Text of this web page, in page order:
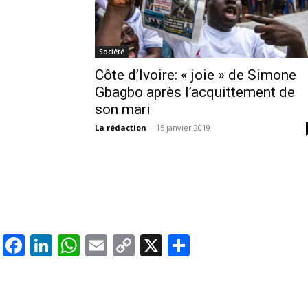
Société
Côte d’Ivoire: « joie » de Simone
Gbagbo après l’acquittement de
son mari
La rédaction - 15 janvier 2019
Facebook
LinkedIn
WhatsApp
EmailCopy
X